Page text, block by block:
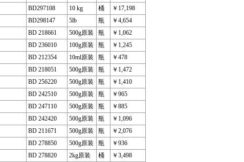
BD297108 10 kg 桶
￥17,198
BD298147 5lb 瓶
￥4,654
BD 218661 500g原装 瓶
￥1,062
BD 236010 100g原装 瓶
￥1,245
BD 212354 10ml原装 瓶
￥478
BD 218051 500g原装 瓶
￥1,472
BD 256220 500g原装 瓶
￥1,410
BD 242510 500g原装 瓶
￥965
BD 247110 500g原装 瓶
￥885
BD 242420 500g原装 瓶
￥1,096
BD 211671 500g原装 瓶
￥2,076
BD 278850 500g原装 瓶
￥936
BD 278820 2kg原装 桶 ￥3,498